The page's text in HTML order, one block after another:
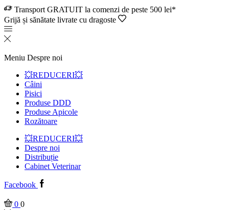
Transport GRATUIT la comenzi de peste 500 lei*
Grijă și sănătate livrate cu dragoste
Meniu Despre noi
💥REDUCERI💥
Câini
Pisici
Produse DDD
Produse Apicole
Rozătoare
💥REDUCERI💥
Despre noi
Distribuție
Cabinet Veterinar
Facebook
0 0